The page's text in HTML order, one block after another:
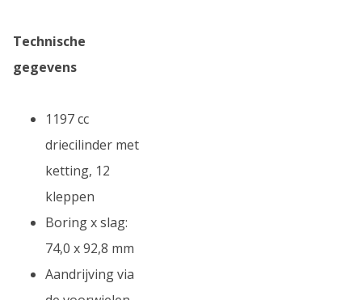
Technische
gegevens
1197 cc
driecilinder met
ketting, 12
kleppen
Boring x slag:
74,0 x 92,8 mm
Aandrijving via